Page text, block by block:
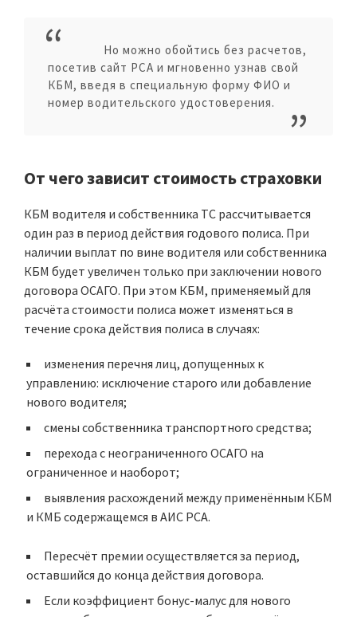
Но можно обойтись без расчетов,
посетив сайт РСА и мгновенно узнав свой
КБМ, введя в специальную форму ФИО и
номер водительского удостоверения.
От чего зависит стоимость страховки
КБМ водителя и собственника ТС рассчитывается
один раз в период действия годового полиса. При
наличии выплат по вине водителя или собственника
КБМ будет увеличен только при заключении нового
договора ОСАГО. При этом КБМ, применяемый для
расчёта стоимости полиса может изменяться в
течение срока действия полиса в случаях:
изменения перечня лиц, допущенных к
управлению: исключение старого или добавление
нового водителя;
смены собственника транспортного средства;
перехода с неограниченного ОСАГО на
ограниченное и наоборот;
выявления расхождений между применённым КБМ
и КМБ содержащемся в АИС РСА.
Пересчёт премии осуществляется за период,
оставшийся до конца действия договора.
Если коэффициент бонус-малус для нового